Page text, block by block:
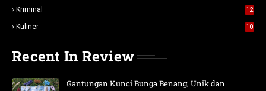
Kriminal 12
Kuliner 10
Recent In Review
Gantungan Kunci Bunga Benang, Unik dan